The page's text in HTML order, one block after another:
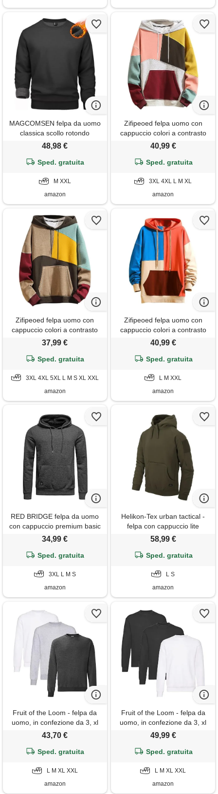
MAGCOMSEN felpa da uomo
classica scollo rotondo
foderata invernale a maniche
corsa
48,98 €
Sped. gratuita
M XXL
amazon
Zifipeoed felpa uomo con
cappuccio colori a contrasto
hoodies sweatshirt streetwear
rosa giallo m
40,99 €
Sped. gratuita
3XL 4XL L M XL
amazon
Zifipeoed felpa uomo con
cappuccio colori a contrasto
hoodies sweatshirt streetwear
cachi s
37,99 €
Sped. gratuita
3XL 4XL 5XL L M S XL XXL
amazon
Zifipeoed felpa uomo con
cappuccio colori a contrasto
hoodies sweatshirt streetwear
arancione l
40,99 €
Sped. gratuita
L M XXL
amazon
RED BRIDGE felpa da uomo
con cappuccio premium basic
maglia in cotone grigio scuro
34,99 €
Sped. gratuita
3XL L M S
amazon
Helikon-Tex urban tactical -
felpa con cappuccio lite
kangaroo, colore: verde
58,99 €
Sped. gratuita
L S
amazon
Fruit of the Loom - felpa da
uomo, in confezione da 3, xl
43,70 €
Sped. gratuita
L M XL XXL
amazon
Fruit of the Loom - felpa da
uomo, in confezione da 3, xl
49,99 €
Sped. gratuita
L M XL XXL
amazon